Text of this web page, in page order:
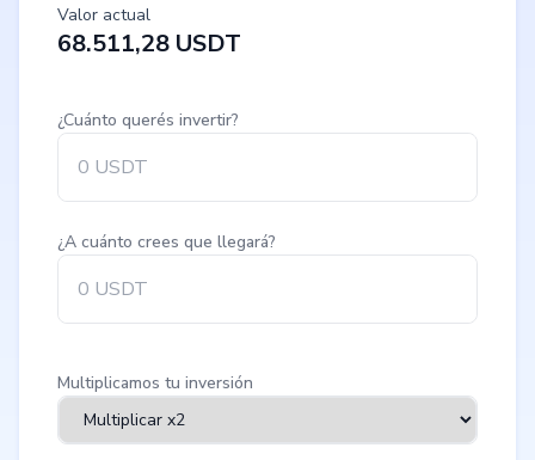
Valor actual
68.511,28 USDT
¿Cuánto querés invertir?
¿A cuánto crees que llegará?
Multiplicamos tu inversión